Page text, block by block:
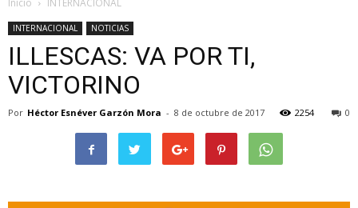
Inicio INTERNACIONAL
INTERNACIONAL NOTICIAS
ILLESCAS: VA POR TI,
VICTORINO
Por Héctor Esnéver Garzón Mora - 8 de octubre de 2017 0
2254